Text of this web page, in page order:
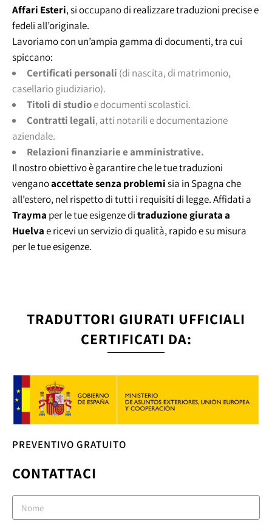
Affari Esteri, si occupano di realizzare traduzioni precise e
fedeli all’originale.
Lavoriamo con un’ampia gamma di documenti, tra cui
spiccano:
Certificati personali (di nascita, di matrimonio,
casellario giudiziario).
Titoli di studioe documenti scolastici.
Contratti legali, atti notarili e documentazione
aziendale.
Relazioni finanziarie e amministrative.
Il nostro obiettivo è garantire che le tue traduzioni
venganoaccettate senza problemisia in Spagna che
all’estero, nel rispetto di tutti i requisiti di legge. Affidati a
Trayma per le tue esigenze ditraduzione giurata a
Huelvae ricevi un servizio di qualità, rapido e su misura
per le tue esigenze.
TRADUTTORI GIURATI UFFICIALI
CERTIFICATI DA:
PREVENTIVO GRATUITO
CONTATTACI